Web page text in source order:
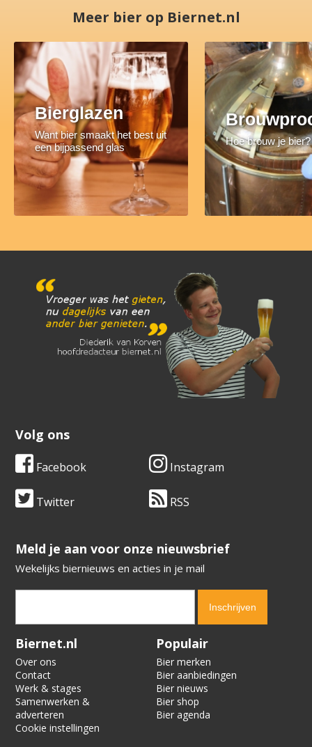
Meer bier op Biernet.nl
Bierglazen
Want bier smaakt het best uit
een bijpassend glas
Hoe brouw je bier?
Volg ons
Facebook Instagram
Twitter RSS
​​​​​​​Meld je aan voor onze nieuwsbrief
Wekelijks biernieuws en acties in je mail
Verification code:
Biernet.nl
Over ons
Contact
Werk & stages
Samenwerken &
adverteren
Cookie instellingen
Populair
Bier merken
Bier aanbiedingen
Bier nieuws
Bier shop
Bier agenda